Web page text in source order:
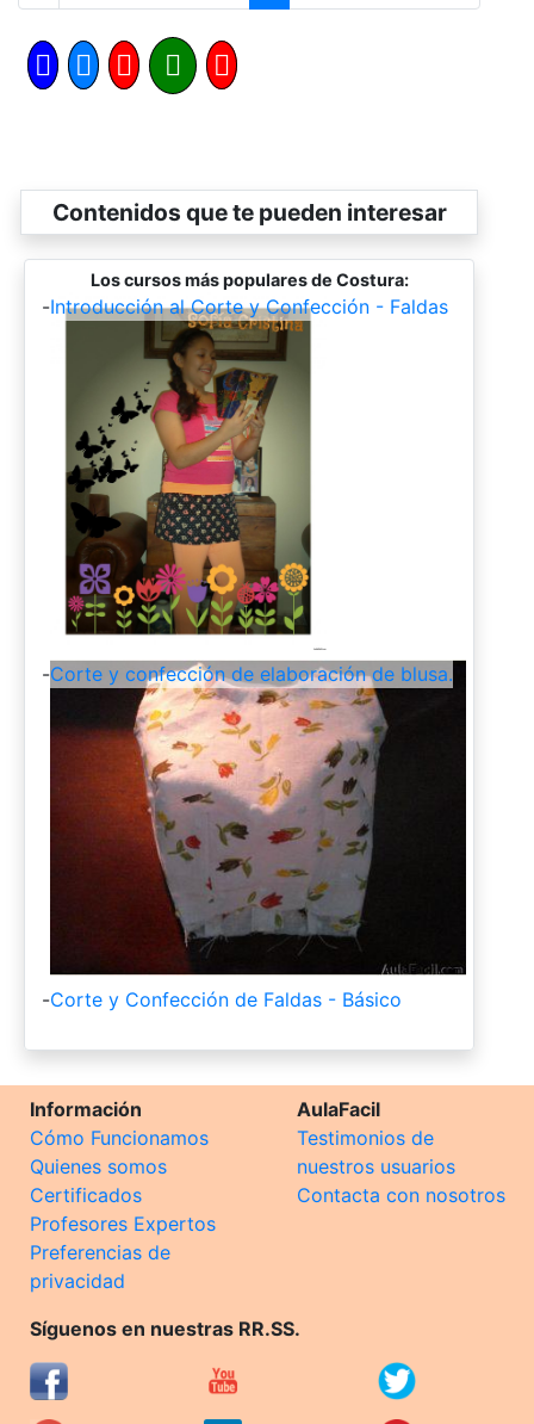
Contenidos que te pueden interesar
Los cursos más populares de Costura:
-Introducción al Corte y Confección - Faldas
-Corte y confección de elaboración de blusa.
-Corte y Confección de Faldas - Básico
Información
Cómo Funcionamos
Quienes somos
Certificados
Profesores Expertos
Preferencias de
privacidad
AulaFacil
Testimonios de
nuestros usuarios
Contacta con nosotros
Síguenos en nuestras RR.SS.